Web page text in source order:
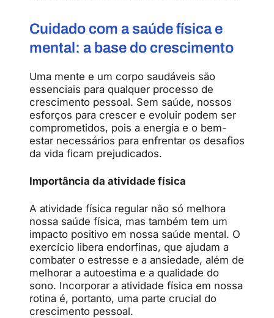
Cuidado com a saúde física e
mental: a base do crescimento
Uma mente e um corpo saudáveis são
essenciais para qualquer processo de
crescimento pessoal. Sem saúde, nossos
esforços para crescer e evoluir podem ser
comprometidos, pois a energia e o bem-
estar necessários para enfrentar os desafios
da vida ficam prejudicados.
Importância da atividade física
A atividade física regular não só melhora
nossa saúde física, mas também tem um
impacto positivo em nossa saúde mental. O
exercício libera endorfinas, que ajudam a
combater o estresse e a ansiedade, além de
melhorar a autoestima e a qualidade do
sono. Incorporar a atividade física em nossa
rotina é, portanto, uma parte crucial do
crescimento pessoal.